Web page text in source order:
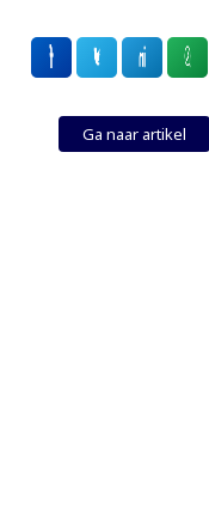
Ga naar artikel